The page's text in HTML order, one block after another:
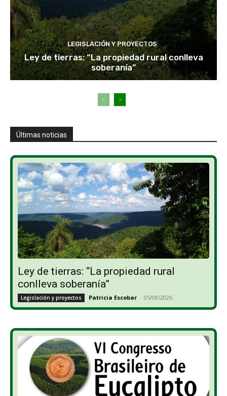
LEGISLACIÓN Y PROYECTOS
Ley de tierras: “La propiedad rural conlleva
soberanía”
Últimas noticias
Ley de tierras: “La propiedad rural
conlleva soberanía”
Legislación y proyectos Patricia Escobar - 05/08/2026